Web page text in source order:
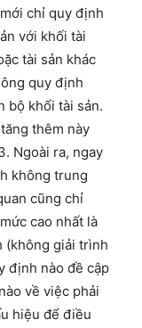
chỉ quy định
với khối tài
tài sản khác
quy định
bộ khối tài sản.
thêm này
Ngoài ra, ngay
không trung
cũng chỉ
cao nhất là
(không giải trình
định nào đề cập
về việc phải
hiệu để điều